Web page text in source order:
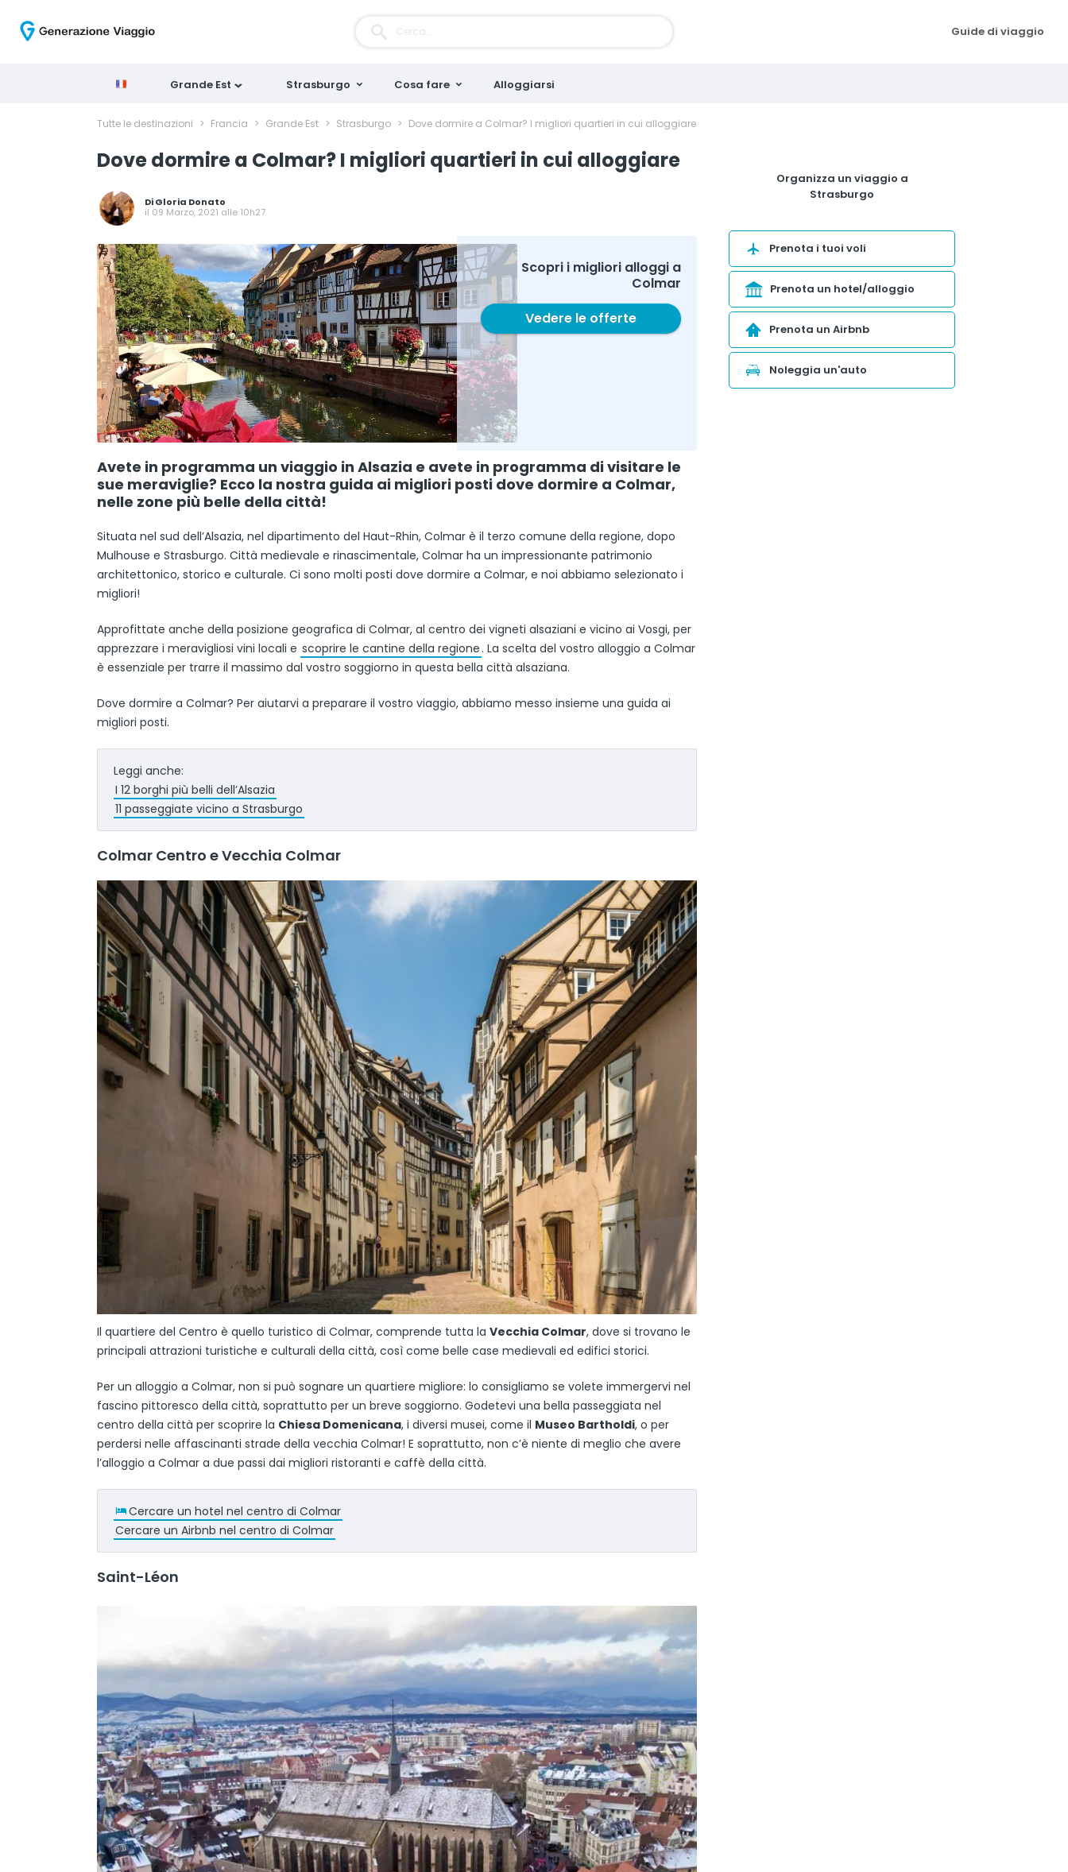
Guide di viaggio
Grande Est Strasburgo Cosa fare Alloggiarsi
Tutte le destinazioni > Francia > Grande Est > Strasburgo > Dove dormire a Colmar? I migliori quartieri in cui alloggiare
Dove dormire a Colmar? I migliori quartieri in cui alloggiare
DiGloria Donato
il 09 Marzo, 2021 alle 10h27
Scopri i migliori alloggi a
Colmar
Vedere le offerte
Avete in programma un viaggio in Alsazia e avete in programma di visitare le
sue meraviglie? Ecco la nostra guida ai migliori posti dove dormire a Colmar,
nelle zone più belle della città!
Situata nel sud dell’Alsazia, nel dipartimento del Haut-Rhin, Colmar è il terzo comune della regione, dopo
Mulhouse e Strasburgo. Città medievale e rinascimentale, Colmar ha un impressionante patrimonio
architettonico, storico e culturale. Ci sono molti posti dove dormire a Colmar, e noi abbiamo selezionato i
migliori!
Approfittate anche della posizione geografica di Colmar, al centro dei vigneti alsaziani e vicino ai Vosgi, per
apprezzare i meravigliosi vini locali e scoprire le cantine della regione . La scelta del vostro alloggio a Colmar
è essenziale per trarre il massimo dal vostro soggiorno in questa bella città alsaziana.
Dove dormire a Colmar? Per aiutarvi a preparare il vostro viaggio, abbiamo messo insieme una guida ai
migliori posti.
Leggi anche:
I 12 borghi più belli dell’Alsazia
11 passeggiate vicino a Strasburgo
Colmar Centro e Vecchia Colmar
Il quartiere del Centro è quello turistico di Colmar, comprende tutta la Vecchia Colmar, dove si trovano le
principali attrazioni turistiche e culturali della città, così come belle case medievali ed edifici storici.
Per un alloggio a Colmar, non si può sognare un quartiere migliore: lo consigliamo se volete immergervi nel
fascino pittoresco della città, soprattutto per un breve soggiorno. Godetevi una bella passeggiata nel
centro della città per scoprire la Chiesa Domenicana, i diversi musei, come il Museo Bartholdi, o per
perdersi nelle affascinanti strade della vecchia Colmar! E soprattutto, non c’è niente di meglio che avere
l’alloggio a Colmar a due passi dai migliori ristoranti e caffè della città.
Cercare un hotel nel centro di Colmar
Cercare un Airbnb nel centro di Colmar
Saint-Léon
Organizza un viaggio a
Strasburgo
Prenota i tuoi voli
Prenota un hotel/alloggio
Prenota un Airbnb
Noleggia un'auto